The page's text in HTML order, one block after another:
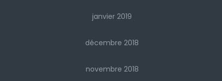
janvier 2019
décembre 2018
novembre 2018